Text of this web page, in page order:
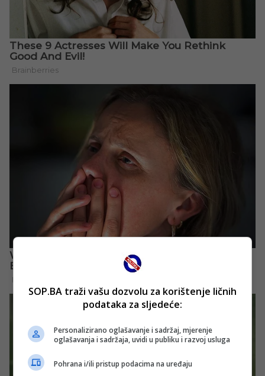
SOP.BA traži vašu dozvolu za korištenje ličnih
podataka za sljedeće:
Personalizirano oglašavanje i sadržaj, mjerenje
oglašavanja i sadržaja, uvidi u publiku i razvoj usluga
Pohrana i/ili pristup podacima na uređaju